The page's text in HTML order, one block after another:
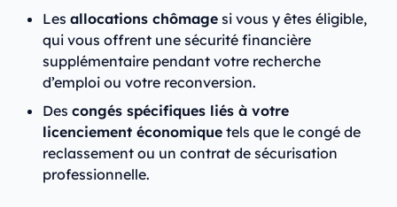
Les allocations chômage si vous y êtes éligible,
qui vous offrent une sécurité financière
supplémentaire pendant votre recherche
d’emploi ou votre reconversion.
Des congés spécifiques liés à votre
licenciement économique tels que le congé de
reclassement ou un contrat de sécurisation
professionnelle.